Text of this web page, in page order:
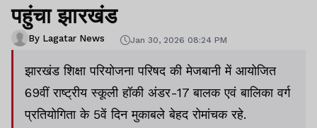
पहुंचा झारखंड
By Lagatar News Jan 30, 2026 08:24 PM
झारखंड शिक्षा परियोजना परिषद की मेजबानी में आयोजित
69वीं राष्ट्रीय स्कूली हॉकी अंडर-17 बालक एवं बालिका वर्ग
प्रतियोगिता के 5वें दिन मुकाबले बेहद रोमांचक रहे.